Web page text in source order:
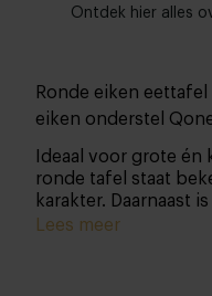
Ontdek hier alles
Ronde eiken
eiken onderstel
Ideaal voor grote én
ronde tafel staat
karakter. Daarnaast
hartstikke praktisch,
Lees meer